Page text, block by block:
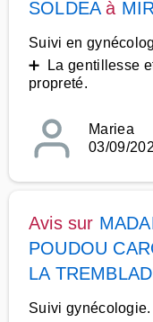
SOLDEAà
Suivi en
➕ La gentillesse
propreté.
Mariea
03/09/
Avis sur
POUDOU
LA
Suivi gynécologie.